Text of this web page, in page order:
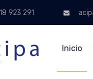
923 291
Inicio